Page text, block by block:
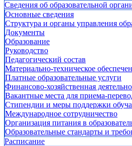
Сведения об образовательной
Основные сведения
Структура и органы управления
Документы
Образование
Руководство
Педагогический состав
Материально-техническое
Платные образовательные услуги
Финансово-хозяйственная
Вакантные места для приема-
Стипендии и меры поддержки
Международное сотрудничество
Организация питания в
Образовательные стандарты и
Расписание